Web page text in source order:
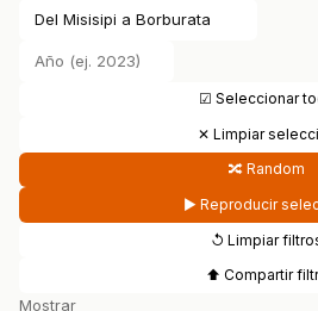
☑ Seleccionar
✕ Limpiar
🔀 Random
▶ Reproducir
↺ Limpiar
⬆ Compartir
Mostrar